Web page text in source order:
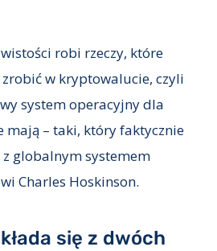
robi rzeczy, które
w kryptowalucie, czyli
system operacyjny dla
mają – taki, który faktycznie
globalnym systemem
Charles Hoskinson.
się z dwóch